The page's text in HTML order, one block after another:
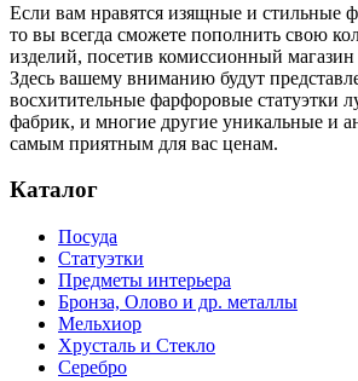
Если вам нравятся изящные и стильные
то вы всегда сможете пополнить свою
изделий, посетив комиссионный
Здесь вашему вниманию будут
восхитительные фарфоровые статуэтки
фабрик, и многие другие уникальные и
самым приятным для вас ценам.
Каталог
Посуда
Статуэтки
Предметы интерьера
Бронза, Олово и др. металлы
Мельхиор
Хрусталь и Стекло
Серебро